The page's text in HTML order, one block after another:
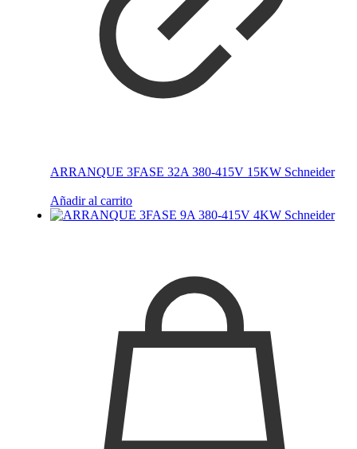
ARRANQUE 3FASE 32A 380-415V 15KW Schneider
Añadir al carrito